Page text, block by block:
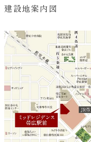
建設地案内図